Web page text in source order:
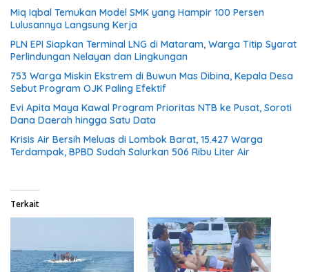
Miq Iqbal Temukan Model SMK yang Hampir 100 Persen
Lulusannya Langsung Kerja
PLN EPI Siapkan Terminal LNG di Mataram, Warga Titip Syarat
Perlindungan Nelayan dan Lingkungan
753 Warga Miskin Ekstrem di Buwun Mas Dibina, Kepala Desa
Sebut Program OJK Paling Efektif
Evi Apita Maya Kawal Program Prioritas NTB ke Pusat, Soroti
Dana Daerah hingga Satu Data
Krisis Air Bersih Meluas di Lombok Barat, 15.427 Warga
Terdampak, BPBD Sudah Salurkan 506 Ribu Liter Air
Terkait